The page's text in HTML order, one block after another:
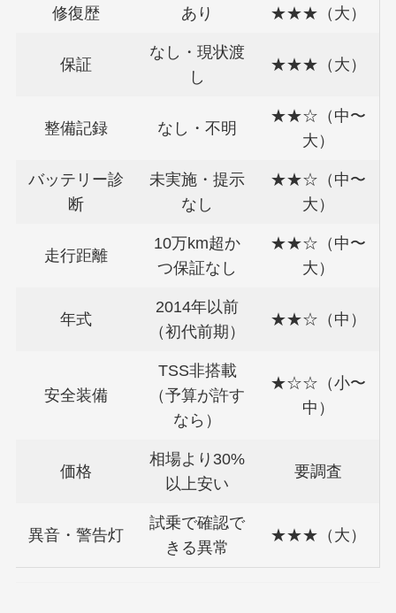
修復歴 あり ★★★（大）
保証
なし・現状渡
し
★★★（大）
整備記録 なし・不明
★★☆（中〜
大）
バッテリー診
断
未実施・提示
なし
★★☆（中〜
大）
走行距離
10万km超か
つ保証なし
★★☆（中〜
大）
年式
2014年以前
（初代前期）
★★☆（中）
安全装備
TSS非搭載
（予算が許す
なら）
★☆☆（小〜
中）
価格
相場より30%
以上安い
要調査
異音・警告灯
試乗で確認で
きる異常
★★★（大）